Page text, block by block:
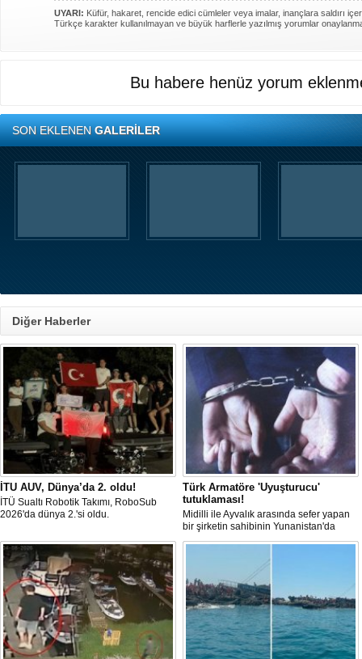
UYARI: Küfür, hakaret, rencide edici cümleler veya imalar, inançlara saldırı
Türkçe karakter kullanılmayan ve büyük harflerle yazılmış yorumlar
Bu habere henüz yorum
SON EKLENENGALERİLER
Diğer Haberler
İTU AUV, Dünya’da 2. oldu!
İTÜ Sualtı Robotik Takımı, RoboSub
2026'da dünya 2.'si oldu.
Türk Armatöre 'Uyuşturucu'
tutuklaması!
Midilli ile Ayvalık arasında sefer yapan
bir şirketin sahibinin Yunanistan'da
tutuklandığı bildirildi.